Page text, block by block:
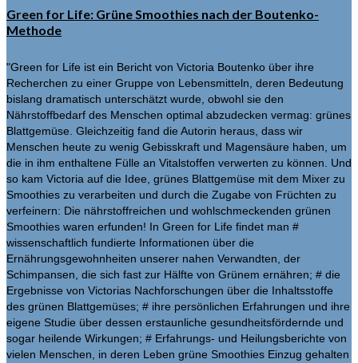
Green for Life: Grüne Smoothies nach der Boutenko-
Methode
"Green for Life ist ein Bericht von Victoria Boutenko über ihre
Recherchen zu einer Gruppe von Lebensmitteln, deren Bedeutung
bislang dramatisch unterschätzt wurde, obwohl sie den
Nährstoffbedarf des Menschen optimal abzudecken vermag: grünes
Blattgemüse. Gleichzeitig fand die Autorin heraus, dass wir
Menschen heute zu wenig Gebisskraft und Magensäure haben, um
die in ihm enthaltene Fülle an Vitalstoffen verwerten zu können. Und
so kam Victoria auf die Idee, grünes Blattgemüse mit dem Mixer zu
Smoothies zu verarbeiten und durch die Zugabe von Früchten zu
verfeinern: Die nährstoff­reichen und wohlschmeckenden grünen
Smoothies waren erfunden! In Green for Life findet man #
wissenschaftlich fundierte Informationen über die
Ernährungsgewohnheiten unserer nahen Verwandten, der
Schimpansen, die sich fast zur Hälfte von Grünem ernähren; # die
Ergebnisse von Victorias Nachforschungen über die Inhaltsstoffe
des grünen Blattgemüses; # ihre persönlichen Erfahrungen und ihre
eigene Studie über dessen erstaunliche gesundheitsfördernde und
sogar heilende Wirkungen; # Erfahrungs- und Heilungsberichte von
vielen Menschen, in deren Leben grüne Smoothies Einzug gehalten